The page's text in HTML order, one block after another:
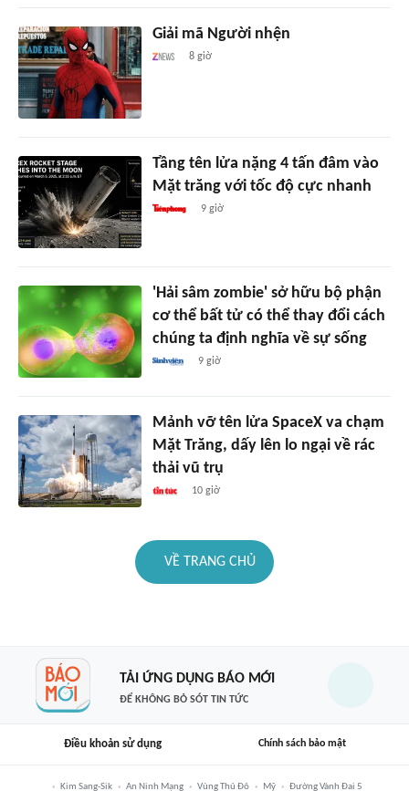
Giải mã Người nhện
8 giờ
Tầng tên lửa nặng 4 tấn đâm vào
Mặt trăng với tốc độ cực nhanh
9 giờ
'Hải sâm zombie' sở hữu bộ phận
cơ thể bất tử có thể thay đổi cách
chúng ta định nghĩa về sự sống
9 giờ
Mảnh vỡ tên lửa SpaceX va chạm
Mặt Trăng, dấy lên lo ngại về rác
thải vũ trụ
10 giờ
VỀ TRANG CHỦ
TẢI ỨNG DỤNG BÁO MỚI
ĐỂ KHÔNG BỎ SÓT TIN TỨC
Điều khoản sử dụng Chính sách bảo mật
Kim Sang-Sik An Ninh Mạng Vùng Thủ Đô Mỹ Đường Vành Đai 5